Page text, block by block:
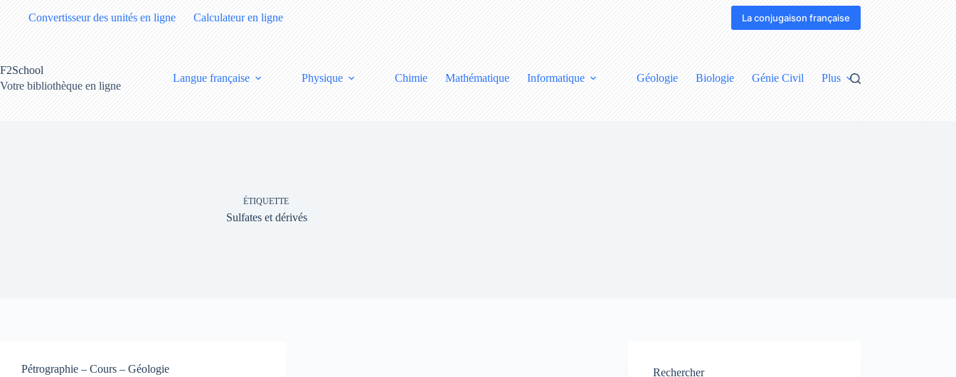
Convertisseur des unités en ligne Calculateur en ligne La conjugaison française
F2School
Votre bibliothèque en ligne
Langue française Physique Chimie Mathématique Informatique Géologie Biologie Génie Civil Plus
ÉTIQUETTE
Sulfates et dérivés
Pétrographie – Cours – Géologie
Rechercher